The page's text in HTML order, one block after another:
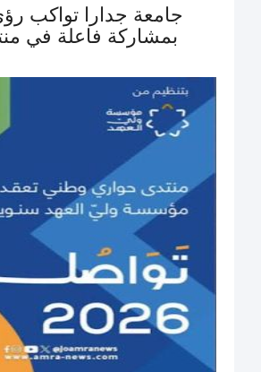
جامعة جدارا تواكب
بمشاركة فاعلة في